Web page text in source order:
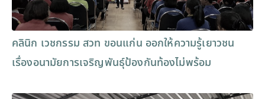
คลินิก เวชกรรม สวท ขอนแก่น ออกให้ความรู้เยาวชน
เรื่องอนามัยการเจริญพันธุ์ป้องกันท้องไม่พร้อม